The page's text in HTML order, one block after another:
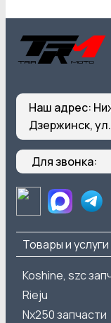
Наш адрес:
Дзержинск,
Для звонка:
Товары и услуги
Koshine, szc
Rieju
Nx250 запчасти